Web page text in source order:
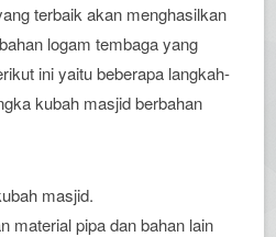
terbaik akan menghasilkan
logam tembaga yang
ini yaitu beberapa langkah-
kubah masjid berbahan
masjid.
material pipa dan bahan lain